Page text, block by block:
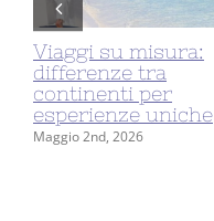
Viaggi su misura:
differenze tra
continenti per
esperienze uniche
Maggio 2nd, 2026